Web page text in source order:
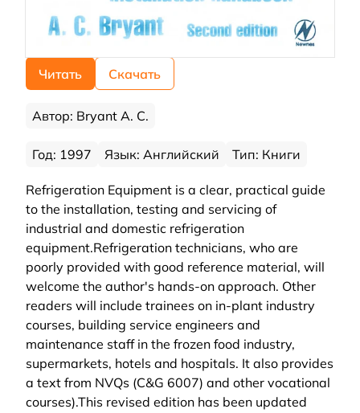
Читать Скачать
Автор: Bryant A. C.
Год: 1997 Язык: Английский Тип: Книги
Refrigeration Equipment is a clear, practical guide
to the installation, testing and servicing of
industrial and domestic refrigeration
equipment.Refrigeration technicians, who are
poorly provided with good reference material, will
welcome the author's hands-on approach. Other
readers will include trainees on in-plant industry
courses, building service engineers and
maintenance staff in the frozen food industry,
supermarkets, hotels and hospitals. It also provides
a text from NVQs (C&G 6007) and other vocational
courses).This revised edition has been updated